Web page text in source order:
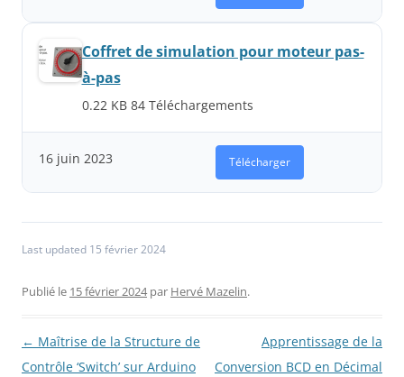
Coffret de simulation pour moteur pas-
à-pas
0.22 KB 84 Téléchargements
16 juin 2023 Télécharger
Last updated 15 février 2024
Publié le 15 février 2024par Hervé Mazelin.
Navigation
des
← Maîtrise de la Structure de
Contrôle ‘Switch’ sur Arduino
Apprentissage de la
Conversion BCD en Décimal